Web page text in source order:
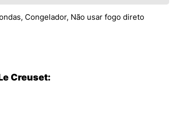
Congelador, Não usar fogo direto
Creuset: